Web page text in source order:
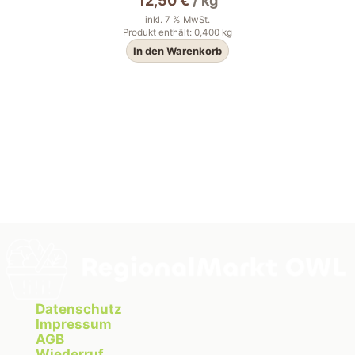
inkl. 7 % MwSt.
Produkt enthält: 0,400 kg
In den Warenkorb
Datenschutz
Impressum
AGB